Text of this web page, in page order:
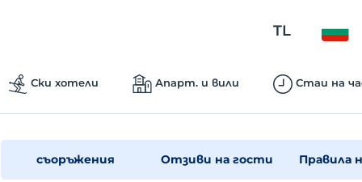
TL
Ски хотели Апарт. и вили Стаи на
съоръжения Отзиви на гости Правила